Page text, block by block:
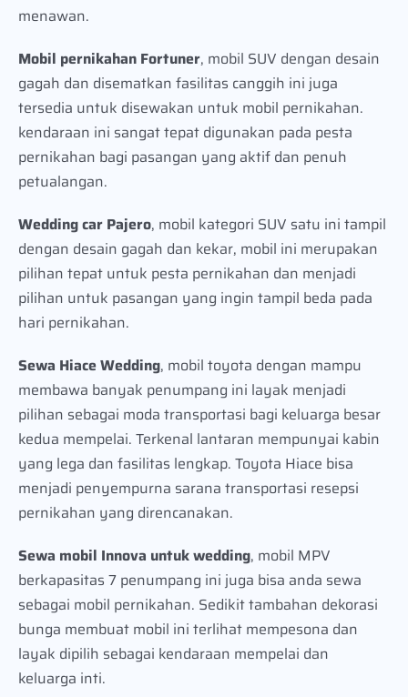
menawan.
Mobil pernikahan Fortuner, mobil SUV dengan desain
gagah dan disematkan fasilitas canggih ini juga
tersedia untuk disewakan untuk mobil pernikahan.
kendaraan ini sangat tepat digunakan pada pesta
pernikahan bagi pasangan yang aktif dan penuh
petualangan.
Wedding car Pajero, mobil kategori SUV satu ini tampil
dengan desain gagah dan kekar, mobil ini merupakan
pilihan tepat untuk pesta pernikahan dan menjadi
pilihan untuk pasangan yang ingin tampil beda pada
hari pernikahan.
Sewa Hiace Wedding, mobil toyota dengan mampu
membawa banyak penumpang ini layak menjadi
pilihan sebagai moda transportasi bagi keluarga besar
kedua mempelai. Terkenal lantaran mempunyai kabin
yang lega dan fasilitas lengkap. Toyota Hiace bisa
menjadi penyempurna sarana transportasi resepsi
pernikahan yang direncanakan.
Sewa mobil Innova untuk wedding, mobil MPV
berkapasitas 7 penumpang ini juga bisa anda sewa
sebagai mobil pernikahan. Sedikit tambahan dekorasi
bunga membuat mobil ini terlihat mempesona dan
layak dipilih sebagai kendaraan mempelai dan
keluarga inti.